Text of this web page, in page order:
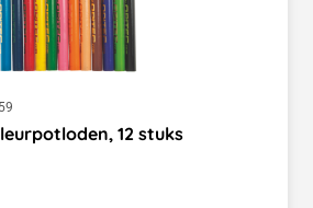
12 stuks